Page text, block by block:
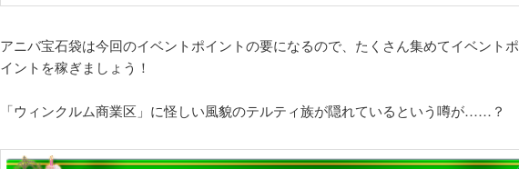
アニバ宝石袋は今回のイベントポイントの要になるので、たくさん集めてイベントポ
イントを稼ぎましょう！
「ウィンクルム商業区」に怪しい風貌のテルティ族が隠れているという噂が……？